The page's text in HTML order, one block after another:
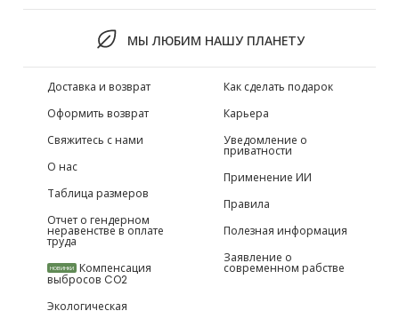
МЫ ЛЮБИМ НАШУ ПЛАНЕТУ
Доставка и возврат
Оформить возврат
Свяжитесь с нами
О нас
Таблица размеров
Отчет о гендерном
неравенстве в оплате
труда
НОВИНКИ Компенсация
выбросов CO2
Экологическая
Как сделать подарок
Карьера
Уведомление о
приватности
Применение ИИ
Правила
Полезная информация
Заявление о
современном рабстве